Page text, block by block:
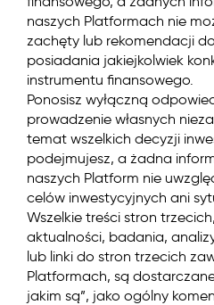
naszych Platformach nie
zachęty lub rekomendacji
posiadania jakiejkolwiek
instrumentu finansowego.
Ponosisz wyłączną
prowadzenie własnych
temat wszelkich decyzji
podejmujesz, a żadna
naszych Platform nie
celów inwestycyjnych ani
Wszelkie treści stron
aktualności, badania,
lub linki do stron trzecich
Platformach, są
jakim są”, jako ogólny